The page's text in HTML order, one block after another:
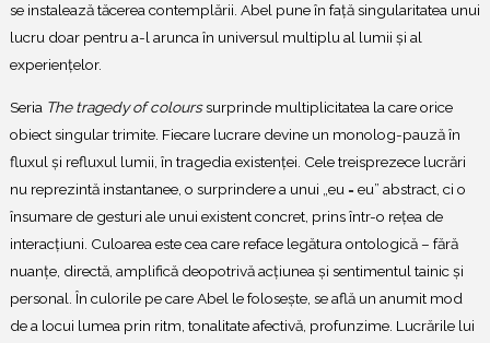
se instalează tăcerea contemplării. Abel pune în față singularitatea unui
lucru doar pentru a-l arunca în universul multiplu al lumii și al
experiențelor.
Seria The tragedy of colourssurprinde multiplicitatea la care orice
obiect singular trimite. Fiecare lucrare devine un monolog-pauză în
fluxul și refluxul lumii, în tragedia existenței. Cele treisprezece lucrări
nu reprezintă instantanee, o surprindere a unui „eu = eu” abstract, ci o
însumare de gesturi ale unui existent concret, prins într-o rețea de
interacțiuni. Culoarea este cea care reface legătura ontologică – fără
nuanțe, directă, amplifică deopotrivă acțiunea și sentimentul tainic și
personal. În culorile pe care Abel le folosește, se află un anumit mod
de a locui lumea prin ritm, tonalitate afectivă, profunzime. Lucrările lui